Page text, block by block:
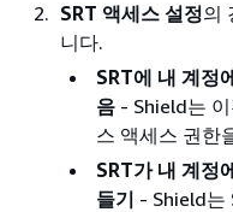
SRT 액세스 설정의
니다.
SRT에 내 계정
음 - Shield는
스 액세스 권한
SRT가 내 계정
들기 - Shield는